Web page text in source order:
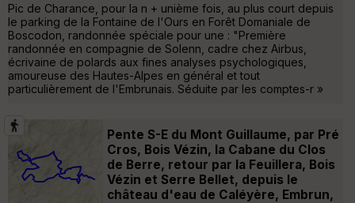
Pic de Charance, pour la n + unième fois, au plus court depuis
le parking de la Fontaine de l'Ours en Forêt Domaniale de
Boscodon, randonnée spéciale pour une : "Première
randonnée en compagnie de Solenn, cadre chez Airbus,
écrivaine de polards aux fines analyses psychologiques,
amoureuse des Hautes-Alpes en général et tout
particulièrement de l'Embrunais. Séduite par les comptes-r »
Pente S-E du Mont Guillaume, par Pré
Cros, Bois Vézin, la Cabane du Clos
de Berre, retour par la Feuillera, Bois
Vézin et Serre Bellet, depuis le
château d'eau de Caléyère, Embrun,